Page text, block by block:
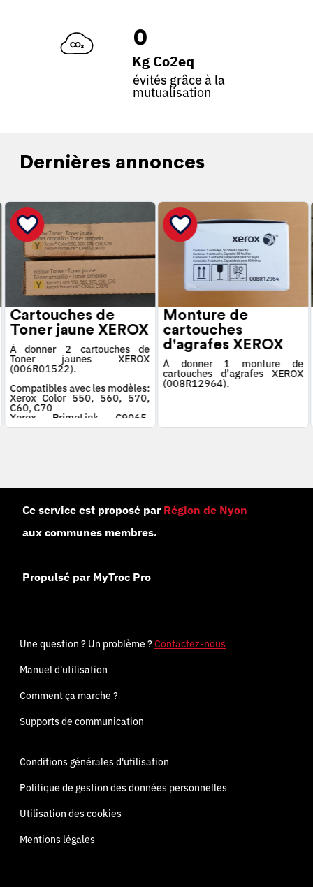
0
Kg Co2eq
évités grâce à la
mutualisation
Dernières annonces
Cartouches de
Toner jaune XEROX
À donner 2 cartouches de
Toner jaunes XEROX
(006R01522).
Compatibles avec les modèles:
Xerox Color 550, 560, 570,
C60, C70
Xerox PrimeLink C9065,
C9070
Monture de
cartouches
d'agrafes XEROX
À donner 1 monture de
cartouches d'agrafes XEROX
(008R12964).
Ce service est proposé par Région de Nyon
aux communes membres.
Propulsé par MyTroc Pro
Une question ? Un problème ?Contactez-nous
Manuel d'utilisation
Comment ça marche ?
Supports de communication
Conditions générales d'utilisation
Politique de gestion des données personnelles
Utilisation des cookies
Mentions légales